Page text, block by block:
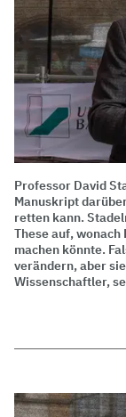
Professor David
Manuskript
retten kann.
These auf,
machen könnte.
verändern, aber
Wissenschaftler,